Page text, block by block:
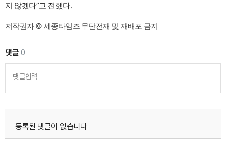
지 않겠다”고 전했다.
저작권자 © 세종타임즈 무단전재 및 재배포 금지
댓글0
댓글입력
등록된 댓글이 없습니다